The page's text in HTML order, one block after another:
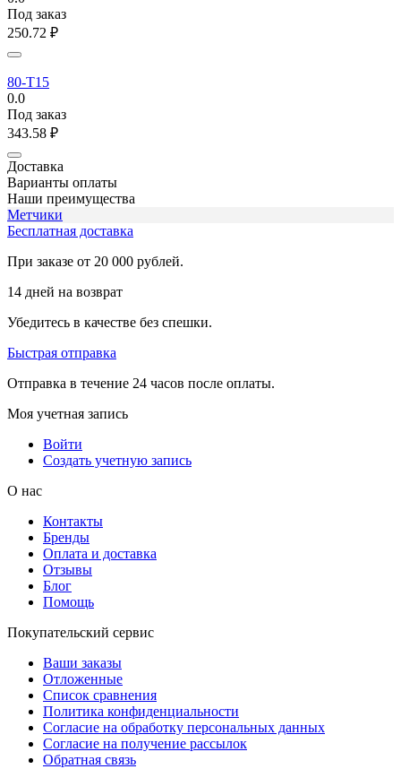
Под заказ
250.72 ₽
80-T15
0.0
Под заказ
343.58 ₽
Доставка
Варианты оплаты
Наши преимущества
Метчики
Бесплатная доставка
При заказе от 20 000 рублей.
14 дней на возврат
Убедитесь в качестве без спешки.
Быстрая отправка
Отправка в течение 24 часов после оплаты.
Моя учетная запись
Войти
Создать учетную запись
О нас
Контакты
Бренды
Оплата и доставка
Отзывы
Блог
Помощь
Покупательский сервис
Ваши заказы
Отложенные
Список сравнения
Политика конфиденциальности
Согласие на обработку персональных данных
Согласие на получение рассылок
Обратная связь